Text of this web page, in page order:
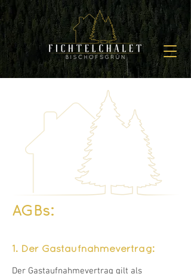
AGBs:
1. Der Gastaufnahmevertrag:
Der Gastaufnahmevertrag gilt als